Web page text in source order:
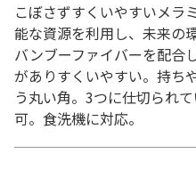
こぼさずすくいやすいメラ
能な資源を利用し、未来の
バンブーファイバーを配合
がありすくいやすい。持ち
う丸い角。3つに仕切られ
可。食洗機に対応。